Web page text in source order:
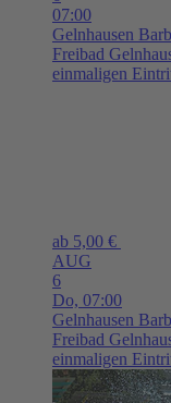
07:00
Gelnhausen
Freibad
einmaligen
ab 5,00 €
AUG
6
Do, 07:00
Gelnhausen
Freibad
einmaligen